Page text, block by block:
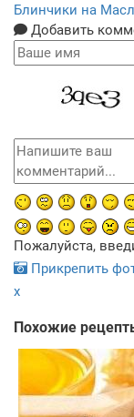
Блинчики на
Добавить
Пожалуйста,
Прикрепить
x
Похожие